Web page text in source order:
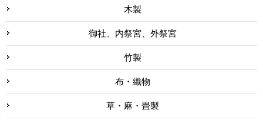
木製
御社、内祭宮、外祭宮
竹製
布・織物
草・麻・畳製